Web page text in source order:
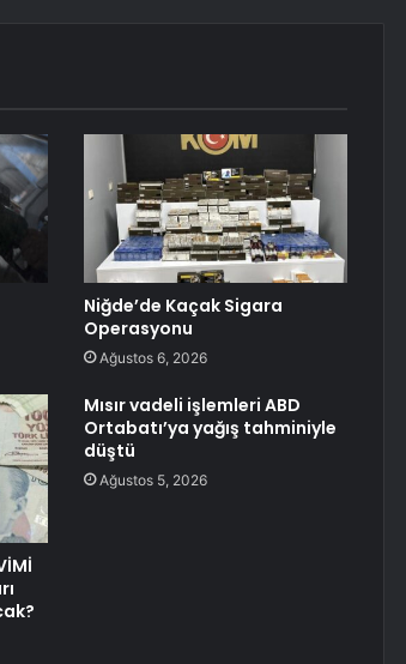
Niğde’de Kaçak Sigara
Operasyonu
Ağustos 6, 2026
Mısır vadeli işlemleri ABD
Ortabatı’ya yağış tahminiyle
düştü
Ağustos 5, 2026